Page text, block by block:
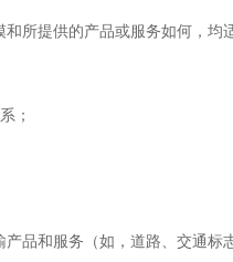
所提供的产品或服务如何，均
；
和服务（如，道路、交通标